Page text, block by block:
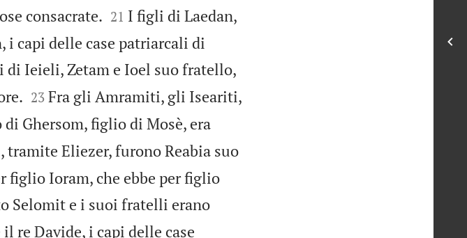
consacrate.
21 I figli di Laedan,
i capi delle case patriarcali di
di Ieieli, Zetam e Ioel suo fratello,

23 Fra gli Amramiti, gli Iseariti,
Ghersom, figlio di Mosè, era
Eliezer, furono Reabia suo
figlio Ioram, che ebbe per figlio
Selomit e i suoi fratelli erano
re Davide, i capi delle case